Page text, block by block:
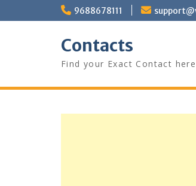
to
9688678111
Contacts
Find your Exact Contact